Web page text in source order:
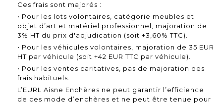
Ces frais sont majorés :
• Pour les lots volontaires, catégorie meubles et
objet d’art et matériel professionnel, majoration de
3% HT du prix d'adjudication (soit +3,60% TTC).
• Pour les véhicules volontaires, majoration de 35 EUR
HT par véhicule (soit +42 EUR TTC par véhicule).
• Pour les ventes caritatives, pas de majoration des
frais habituels.
L’EURL Aisne Enchères ne peut garantir l’efficience
de ces mode d’enchères et ne peut être tenue pour